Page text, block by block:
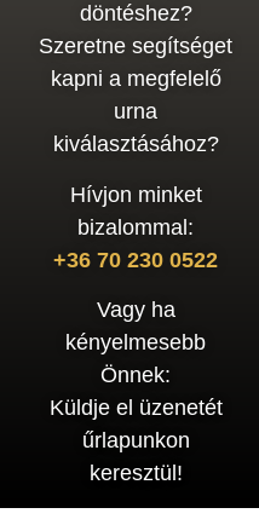
döntéshez?
Szeretne segítséget
kapni a megfelelő
urna
kiválasztásához?
Hívjon minket
bizalommal:
+36 70 230 0522
Vagy ha
kényelmesebb
Önnek:
Küldje el üzenetét
űrlapunkon
keresztül!